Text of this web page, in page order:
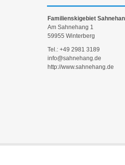
Familienskigebiet
Am Sahnehang 1
59955 Winterberg
Tel.: +49 2981 3189
info@sahnehang.de
http://www.sahnehang.de